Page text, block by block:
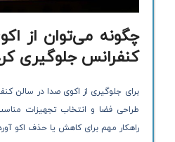
چگونه می‌توان از
کنفرانس جلوگیری
برای جلوگیری از اکوی صدا در سالن
طراحی فضا و انتخاب تجهیزات
راهکار مهم برای کاهش یا حذف اکو